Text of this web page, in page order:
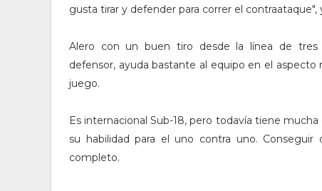
gusta tirar y defender para correr el contraataque",
Alero con un buen tiro desde la línea de
defensor, ayuda bastante al equipo en el
juego.
Es internacional Sub-18, pero todavía tiene
su habilidad para el uno contra uno.
completo.